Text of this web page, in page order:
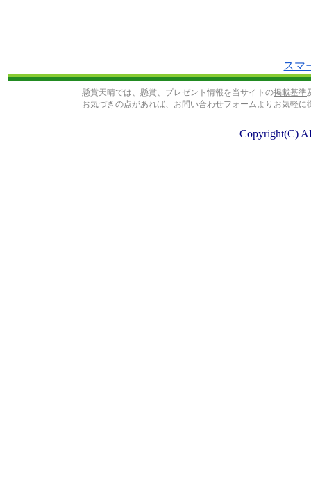
スマ
懸賞天晴では、懸賞、プレゼント情報を当サイトの掲載基準
お気づきの点があれば、 お問い合わせフォームよりお気軽に
Copyright(C)